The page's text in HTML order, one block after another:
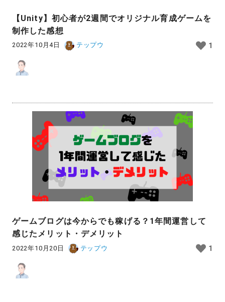
【Unity】初心者が2週間でオリジナル育成ゲームを
制作した感想
2022年10月4日 テップウ 1
ゲームブログは今からでも稼げる？1年間運営して
感じたメリット・デメリット
2022年10月20日 テップウ 1